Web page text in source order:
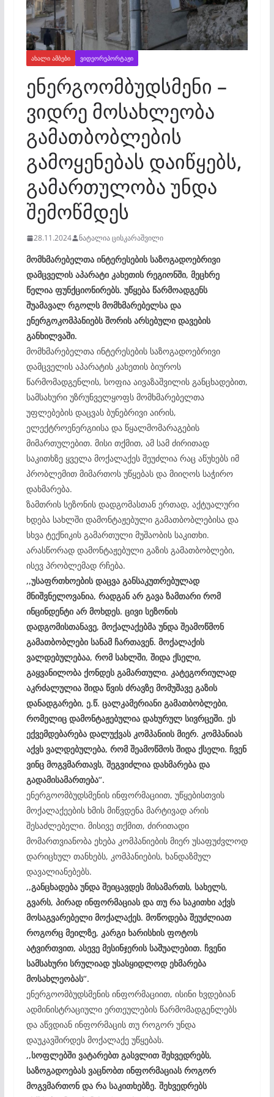
ᲐᲮᲐᲚᲘ ᲐᲛᲑᲔᲑᲘ ᲕᲘᲓᲔᲝᲠᲔᲞᲝᲠᲢᲐᲟᲘ
ენერგოომბუდსმენი –
ვიდრე მოსახლეობა
გამათბობლების
გამოყენებას დაიწყებს,
გამართულობა უნდა
შემოწმდეს
28.11.2024 ნატალია ცისკარაშვილი
მომხმარებელთა ინტერესების საზოგადოებრივი
დამცველის აპარატი კახეთის რეგიონში, მეცხრე
წელია ფუნქციონირებს. უწყება წარმოადგენს
შუამავალ რგოლს მომხმარებელსა და
ენერგოკომპანიებს შორის არსებული დავების
განხილვაში.
მომხმარებელთა ინტერესების საზოგადოებრივი
დამცველის აპარატის კახეთის ბიუროს
წარმომადგენლის, სოფია აივაზაშვილის განცხადებით,
სამსახური უზრუნველყოფს მომხმარებელთა
უფლებების დაცვას ბუნებრივი აირის,
ელექტროენერგიისა და წყალმომარაგების
მიმართულებით. მისი თქმით, ამ სამ ძირითად
საკითხზე ყველა მოქალაქეს შეუძლია რაც აწუხებს იმ
პრობლემით მიმართოს უწყებას და მიიღოს საჭირო
დახმარება.
ზამთრის სეზონის დადგომასთან ერთად, აქტუალური
ხდება სახლში დამონტაჟებული გამათბობლებისა და
სხვა ტექნიკის გამართული მუშაობის საკითხი.
არასწორად დამონტაჟებული გაზის გამათბობლები,
ისევ პრობლემად რჩება.
,,უსაფრთხოების დაცვა განსაკუთრებულად
მნიშვნელოვანია, რადგან არ გავა ზამთარი რომ
ინცინდენტი არ მოხდეს. ცივი სეზონის
დადგომისთანავე, მოქალაქებმა უნდა შეამოწმონ
გამათბობლები სანამ ჩართავენ. მოქალაქის
ვალდებულებაა, რომ სახლში, შიდა ქსელი,
გაყვანილობა ქონდეს გამართული. კატეგორიულად
აკრძალულია შიდა წვის ძრავზე მომუშავე გაზის
დანადგარები, ე.წ. ცალკამერიანი გამათბობლები,
რომელიც დამონტაჟებულია დახურულ სივრცეში. ეს
ექვემდებარება დალუქვას კომპანიის მიერ. კომპანიას
აქვს ვალდებულება, რომ შეამოწმოს შიდა ქსელი. ჩვენ
ვინც მოგვმართავს, შეგვიძლია დახმარება და
გადამისამართება“.
ენერგოომბუდსმენის ინფორმაციით, უწყებისთვის
მოქალაქეების ხმის მიწვდენა მარტივად არის
შესაძლებელი. მისივე თქმით, ძირითადი
მომართვიანობა ეხება კომპანიების მიერ უსაფუძვლოდ
დარიცხულ თანხებს, კომპანიების, ხანდაზმულ
დავალიანებებს.
,,განცხადება უნდა შეიცავდეს მისამართს, სახელს,
გვარს, პირად ინფორმაციას და თუ რა საკითხი აქვს
მოსაგვარებელი მოქალაქეს. მოწოდება შეუძლიათ
როგორც მეილზე, კარგი ხარისხის ფოტოს
ატვირთვით, ასევე მესინჯერის საშუალებით. ჩვენი
სამსახური სრულიად უსასყიდლოდ ეხმარება
მოსახლეობას“.
ენერგოომბუდსმენის ინფორმაციით, ისინი ხვდებიან
ადმინისტრაციული ერთეულების წარმომადგენლებს
და აწვდიან ინფორმაცის თუ როგორ უნდა
დაუკავშირდეს მოქალაქე უწყებას.
,,სოფლებში ვატარებთ გასვლით შეხვედრებს,
საზოგადოებას ვაცნობთ ინფორმაციას როგორ
მოგვმართონ და რა საკითხებზე. შეხვედრებს